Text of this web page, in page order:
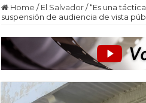
Home / El Salvador /“Es una
suspensión de audiencia de vista